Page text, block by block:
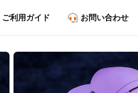
ご利用ガイド お問い合わせ